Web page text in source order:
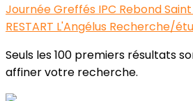
Journée Greffés IPC Rebond
RESTART L'Angélus Recherche/
Seuls les 100 premiers résultats
affiner votre recherche.